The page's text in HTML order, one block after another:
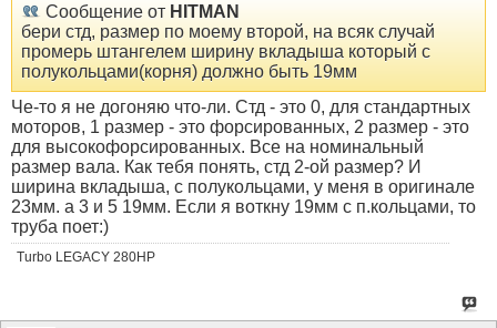
Сообщение от HITMAN
бери стд, размер по моему второй, на всяк случай
промерь штангелем ширину вкладыша который с
полукольцами(корня) должно быть 19мм
Че-то я не догоняю что-ли. Стд - это 0, для стандартных
моторов, 1 размер - это форсированных, 2 размер - это
для высокофорсированных. Все на номинальный
размер вала. Как тебя понять, стд 2-ой размер? И
ширина вкладыша, с полукольцами, у меня в оригинале
23мм. а 3 и 5 19мм. Если я воткну 19мм с п.кольцами, то
труба поет:)
Turbo LEGACY 280HP